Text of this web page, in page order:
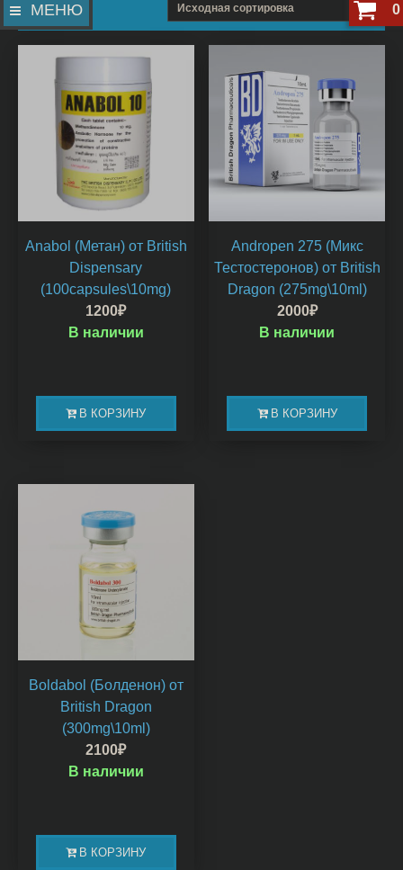
МЕНЮ
Anabol (Метан) от British
Dispensary
(100capsules\10mg)
1200₽
В КОРЗИНУ
В наличии
Andropen 275 (Микс
Тестостеронов) от British
Dragon (275mg\10ml)
2000₽
В КОРЗИНУ
В наличии
Boldabol (Болденон) от
British Dragon
(300mg\10ml)
2100₽
В КОРЗИНУ
В наличии
0